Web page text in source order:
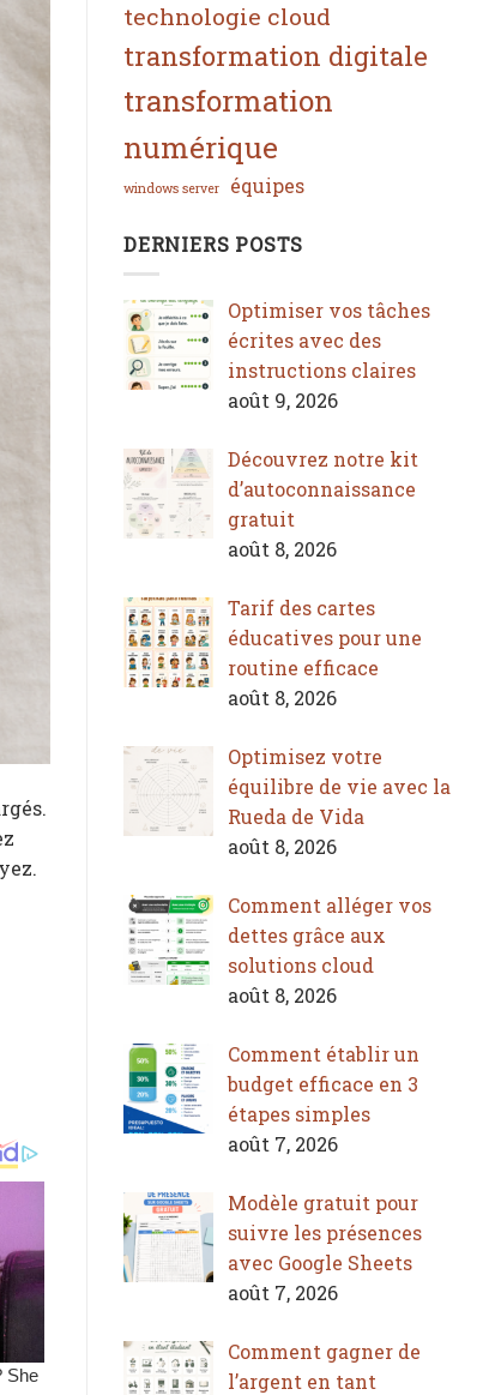
technologie cloud
transformation digitale
transformation
numérique
windows server équipes
DERNIERS POSTS
Optimiser vos tâches
écrites avec des
instructions claires
août 9, 2026
Découvrez notre kit
d’autoconnaissance
gratuit
août 8, 2026
Tarif des cartes
éducatives pour une
routine efficace
août 8, 2026
Optimisez votre
équilibre de vie avec la
Rueda de Vida
août 8, 2026
Comment alléger vos
dettes grâce aux
solutions cloud
août 8, 2026
Comment établir un
budget efficace en 3
étapes simples
août 7, 2026
Modèle gratuit pour
suivre les présences
avec Google Sheets
août 7, 2026
Comment gagner de
l’argent en tant